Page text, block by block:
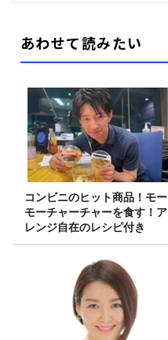
あわせて読みたい
コンビニのヒット商品！モー
モーチャーチャーを食す！ア
レンジ自在のレシピ付き